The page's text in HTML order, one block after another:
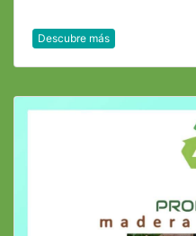
Descubre más